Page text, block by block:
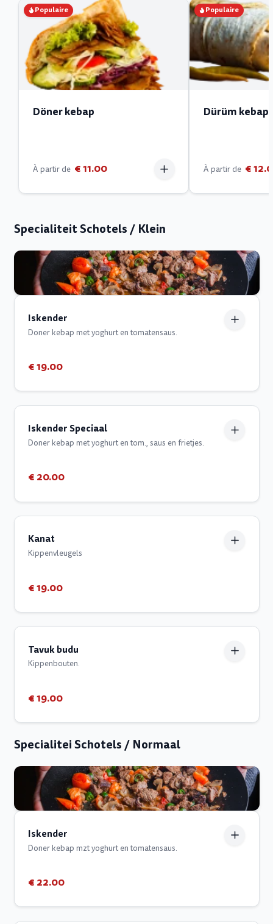
Populaire
Döner kebap
À partir de € 11.00
Populaire
Dürüm kebap
À partir de €
Specialiteit Schotels / Klein
Iskender
Doner kebap met yoghurt en tomatensaus.
€ 19.00
Iskender Speciaal
Doner kebap met yoghurt en tom., saus en frietjes.
€ 20.00
Kanat
Kippenvleugels
€ 19.00
Tavuk budu
Kippenbouten.
€ 19.00
Specialitei Schotels / Normaal
Iskender
Doner kebap mzt yoghurt en tomatensaus.
€ 22.00